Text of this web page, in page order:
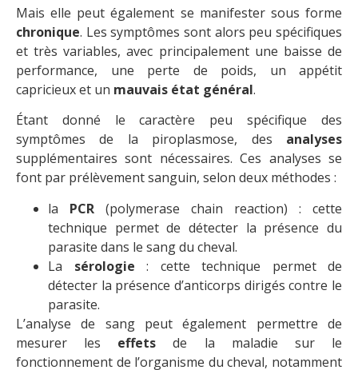
Mais elle peut également se manifester sous forme
chronique. Les symptômes sont alors peu spécifiques
et très variables, avec principalement une baisse de
performance, une perte de poids, un appétit
capricieux et un mauvais état général.
Étant donné le caractère peu spécifique des
symptômes de la piroplasmose, des analyses
supplémentaires sont nécessaires. Ces analyses se
font par prélèvement sanguin, selon deux méthodes :
la PCR (polymerase chain reaction) : cette
technique permet de détecter la présence du
parasite dans le sang du cheval.
La sérologie : cette technique permet de
détecter la présence d’anticorps dirigés contre le
parasite.
L’analyse de sang peut également permettre de
mesurer les effets de la maladie sur le
fonctionnement de l’organisme du cheval, notamment